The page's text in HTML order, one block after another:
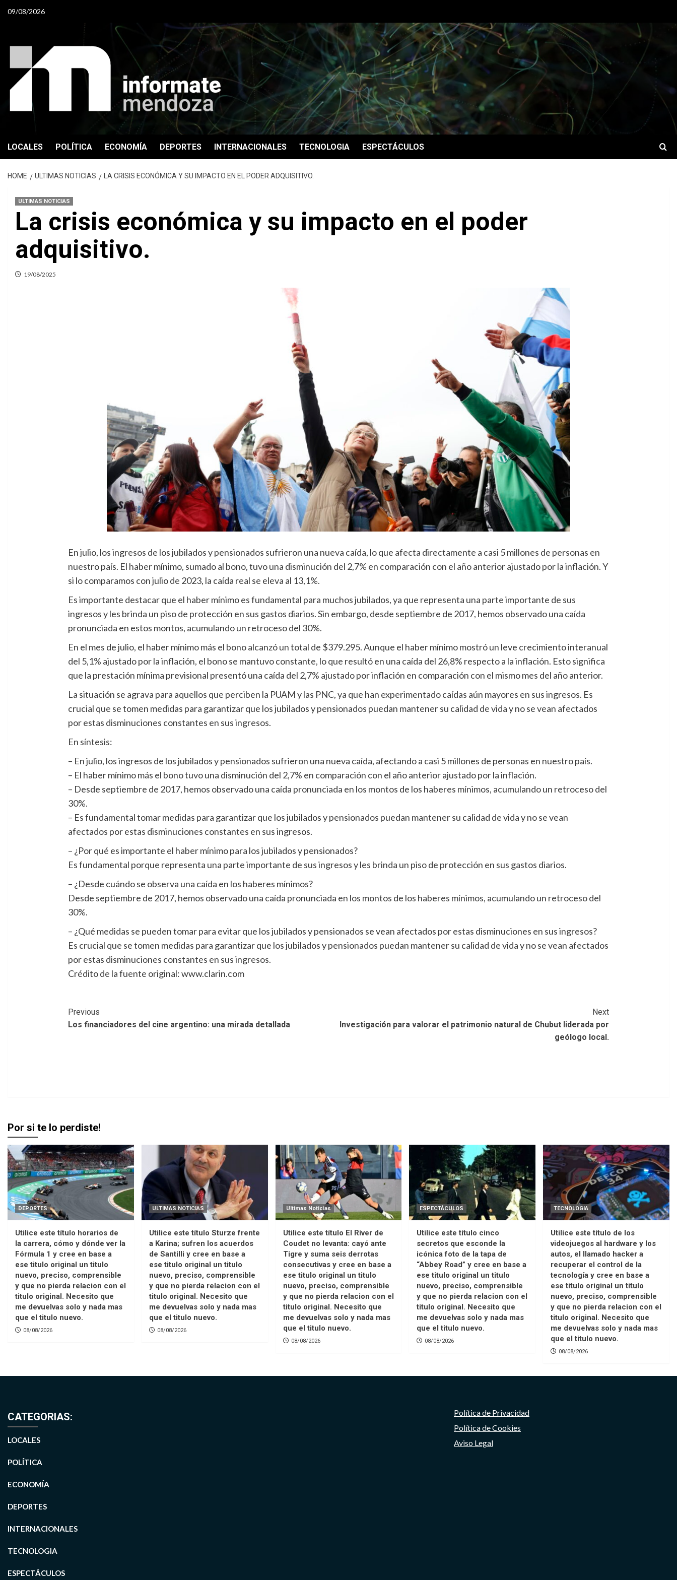
09/08/2026
LOCALES POLÍTICA ECONOMÍA DEPORTES INTERNACIONALES TECNOLOGIA ESPECTÁCULOS
HOME ULTIMAS NOTICIAS LA CRISIS ECONÓMICA Y SU IMPACTO EN EL PODER ADQUISITIVO.
ULTIMAS NOTICIAS
La crisis económica y su impacto en el poder
adquisitivo.
19/08/2025
En julio, los ingresos de los jubilados y pensionados sufrieron una nueva caída, lo que afecta directamente a casi 5 millones de personas en
nuestro país. El haber mínimo, sumado al bono, tuvo una disminución del 2,7% en comparación con el año anterior ajustado por la inflación. Y
si lo comparamos con julio de 2023, la caída real se eleva al 13,1%.
Es importante destacar que el haber mínimo es fundamental para muchos jubilados, ya que representa una parte importante de sus
ingresos y les brinda un piso de protección en sus gastos diarios. Sin embargo, desde septiembre de 2017, hemos observado una caída
pronunciada en estos montos, acumulando un retroceso del 30%.
En el mes de julio, el haber mínimo más el bono alcanzó un total de $379.295. Aunque el haber mínimo mostró un leve crecimiento interanual
del 5,1% ajustado por la inflación, el bono se mantuvo constante, lo que resultó en una caída del 26,8% respecto a la inflación. Esto significa
que la prestación mínima previsional presentó una caída del 2,7% ajustado por inflación en comparación con el mismo mes del año anterior.
La situación se agrava para aquellos que perciben la PUAM y las PNC, ya que han experimentado caídas aún mayores en sus ingresos. Es
crucial que se tomen medidas para garantizar que los jubilados y pensionados puedan mantener su calidad de vida y no se vean afectados
por estas disminuciones constantes en sus ingresos.
En síntesis:
– En julio, los ingresos de los jubilados y pensionados sufrieron una nueva caída, afectando a casi 5 millones de personas en nuestro país.
– El haber mínimo más el bono tuvo una disminución del 2,7% en comparación con el año anterior ajustado por la inflación.
– Desde septiembre de 2017, hemos observado una caída pronunciada en los montos de los haberes mínimos, acumulando un retroceso del
30%.
– Es fundamental tomar medidas para garantizar que los jubilados y pensionados puedan mantener su calidad de vida y no se vean
afectados por estas disminuciones constantes en sus ingresos.
– ¿Por qué es importante el haber mínimo para los jubilados y pensionados?
Es fundamental porque representa una parte importante de sus ingresos y les brinda un piso de protección en sus gastos diarios.
– ¿Desde cuándo se observa una caída en los haberes mínimos?
Desde septiembre de 2017, hemos observado una caída pronunciada en los montos de los haberes mínimos, acumulando un retroceso del
30%.
– ¿Qué medidas se pueden tomar para evitar que los jubilados y pensionados se vean afectados por estas disminuciones en sus ingresos?
Es crucial que se tomen medidas para garantizar que los jubilados y pensionados puedan mantener su calidad de vida y no se vean afectados
por estas disminuciones constantes en sus ingresos.
Crédito de la fuente original: www.clarin.com
Post
Navigation
Previous
Los financiadores del cine argentino: una mirada detallada
Next
Investigación para valorar el patrimonio natural de Chubut liderada por
geólogo local.
Por si te lo perdiste!
DEPORTES
Utilice este título horarios de
la carrera, cómo y dónde ver la
Fórmula 1 y cree en base a
ese titulo original un titulo
nuevo, preciso, comprensible
y que no pierda relacion con el
titulo original. Necesito que
me devuelvas solo y nada mas
que el titulo nuevo.
08/08/2026
ULTIMAS NOTICIAS
Utilice este título Sturze frente
a Karina; sufren los acuerdos
de Santilli y cree en base a
ese titulo original un titulo
nuevo, preciso, comprensible
y que no pierda relacion con el
titulo original. Necesito que
me devuelvas solo y nada mas
que el titulo nuevo.
08/08/2026
Ultimas Noticias
Utilice este título El River de
Coudet no levanta: cayó ante
Tigre y suma seis derrotas
consecutivas y cree en base a
ese titulo original un titulo
nuevo, preciso, comprensible
y que no pierda relacion con el
titulo original. Necesito que
me devuelvas solo y nada mas
que el titulo nuevo.
08/08/2026
ESPECTÁCULOS
Utilice este título cinco
secretos que esconde la
icónica foto de la tapa de
“Abbey Road” y cree en base a
ese titulo original un titulo
nuevo, preciso, comprensible
y que no pierda relacion con el
titulo original. Necesito que
me devuelvas solo y nada mas
que el titulo nuevo.
08/08/2026
TECNOLOGIA
Utilice este título de los
videojuegos al hardware y los
autos, el llamado hacker a
recuperar el control de la
tecnología y cree en base a
ese titulo original un titulo
nuevo, preciso, comprensible
y que no pierda relacion con el
titulo original. Necesito que
me devuelvas solo y nada mas
que el titulo nuevo.
08/08/2026
CATEGORIAS:
LOCALES
POLÍTICA
ECONOMÍA
DEPORTES
INTERNACIONALES
TECNOLOGIA
ESPECTÁCULOS
Política de Privacidad
Política de Cookies
Aviso Legal